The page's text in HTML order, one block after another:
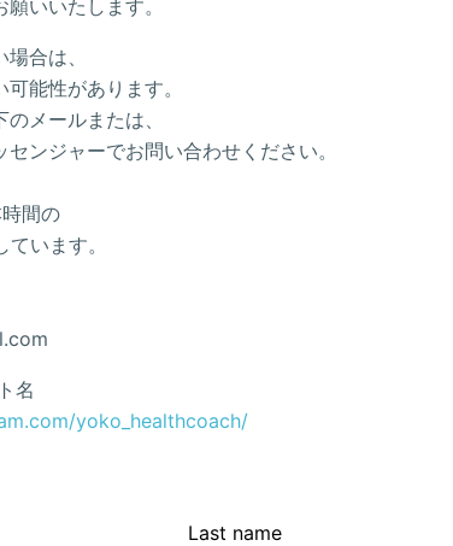
いいたします。
合は、
能性があります。
メールまたは、
ンジャーでお問い合わせください。
間の
います。
名
yoko_healthcoach/
Last name